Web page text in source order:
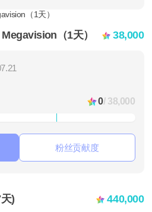
（1天） 38,000
0/ 38,000
粉丝贡献度
) 440,000